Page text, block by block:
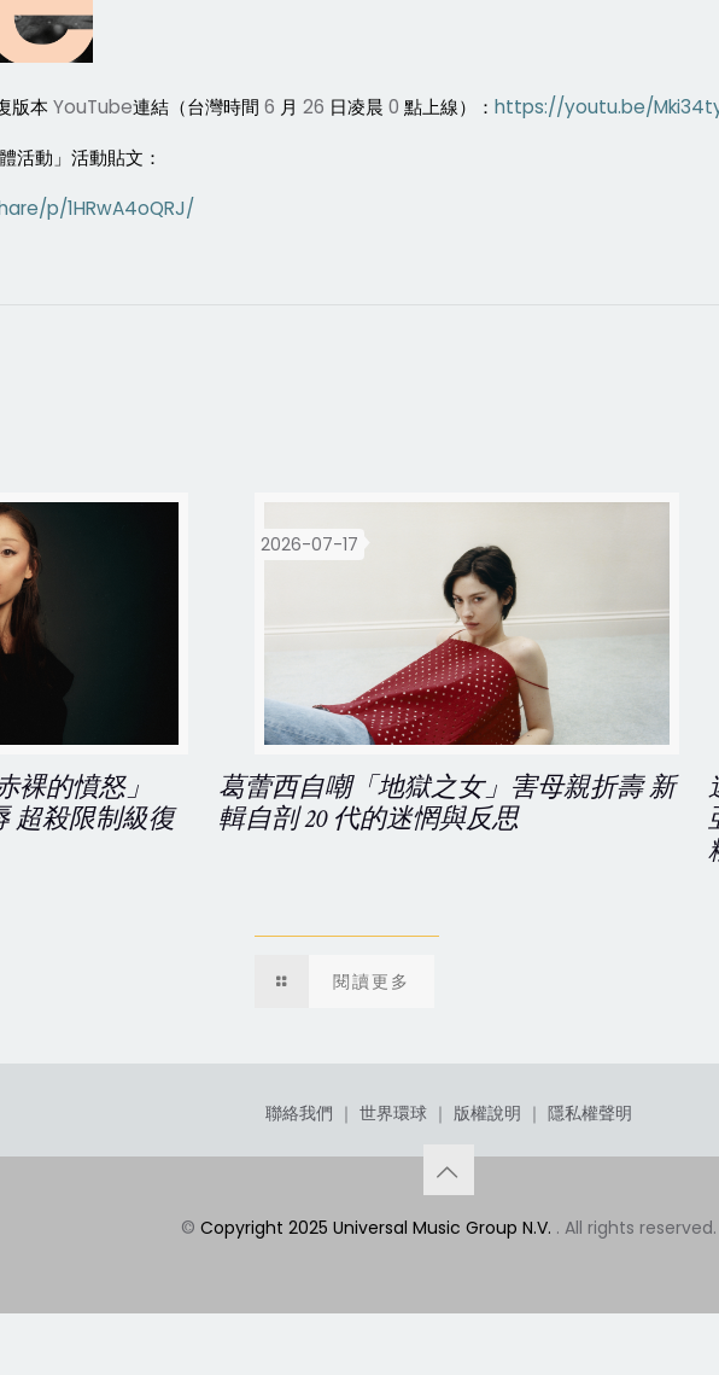
版本YouTube連結（台灣時間 6 月 26 日凌晨 0點上線）：https://youtu.be/
活動」活動貼文：
p/1HRwA4oQRJ/
裸的憤怒」
超殺限制級復
2026-07-17
葛蕾西自嘲「地獄之女」害母親折壽 新
輯自剖 20 代的迷惘與反思
閱讀更多
聯絡我們 ｜ 世界環球｜ 版權說明 ｜ 隱私權聲明
© Copyright 2025 Universal Music Group N.V. . All rights reserved.